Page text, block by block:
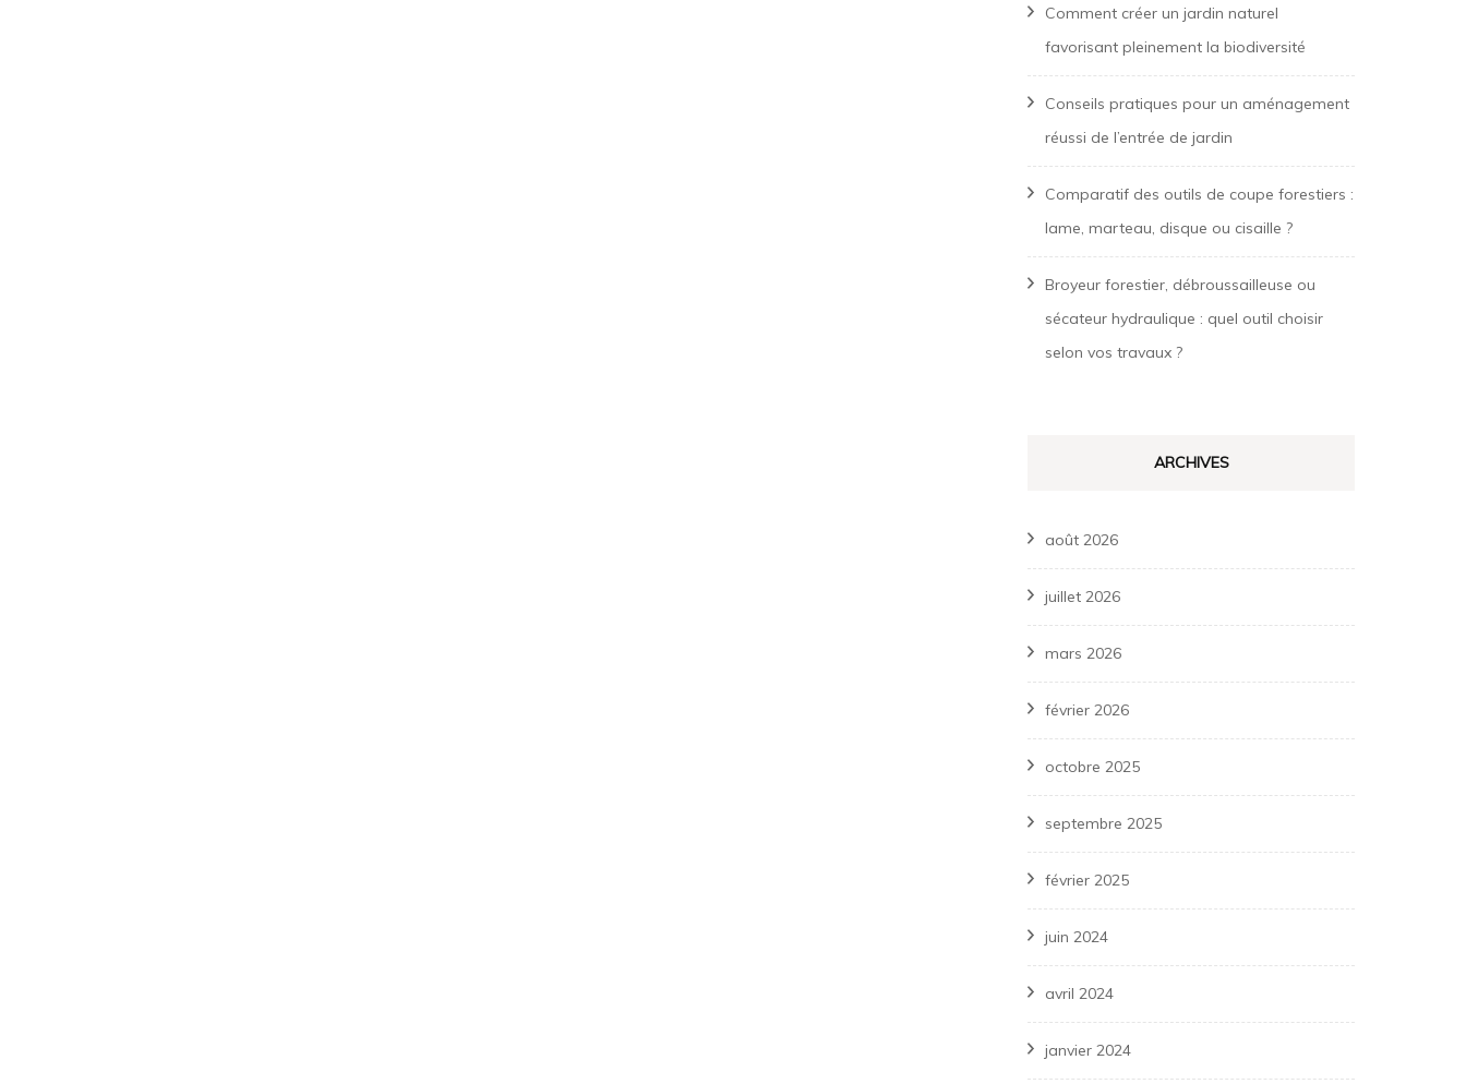
Comment créer un jardin naturel
favorisant pleinement la biodiversité
Conseils pratiques pour un aménagement
réussi de l’entrée de jardin
Comparatif des outils de coupe forestiers :
lame, marteau, disque ou cisaille ?
Broyeur forestier, débroussailleuse ou
sécateur hydraulique : quel outil choisir
selon vos travaux ?
ARCHIVES
août 2026
juillet 2026
mars 2026
février 2026
octobre 2025
septembre 2025
février 2025
juin 2024
avril 2024
janvier 2024